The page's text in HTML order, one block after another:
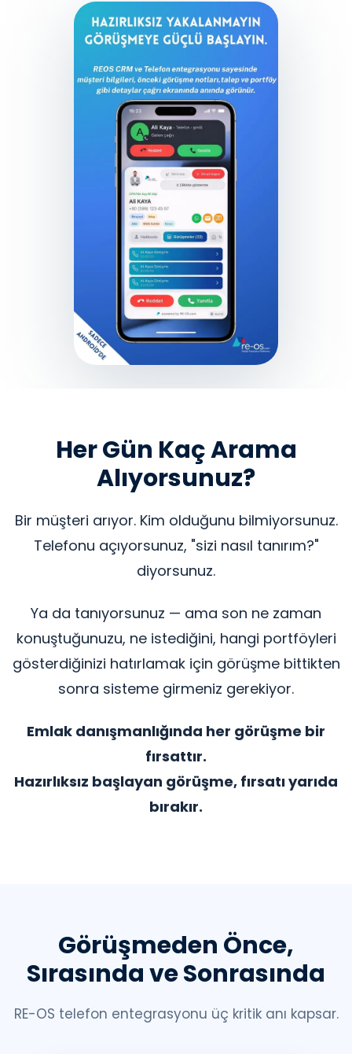
Her Gün Kaç Arama
Alıyorsunuz?
Bir müşteri arıyor. Kim olduğunu bilmiyorsunuz.
Telefonu açıyorsunuz, "sizi nasıl tanırım?"
diyorsunuz.
Ya da tanıyorsunuz — ama son ne zaman
konuştuğunuzu, ne istediğini, hangi portföyleri
gösterdiğinizi hatırlamak için görüşme bittikten
sonra sisteme girmeniz gerekiyor.
Emlak danışmanlığında her görüşme bir
fırsattır.
Hazırlıksız başlayan görüşme, fırsatı yarıda
bırakır.
Görüşmeden Önce,
Sırasında ve Sonrasında
RE-OS telefon entegrasyonu üç kritik anı kapsar.